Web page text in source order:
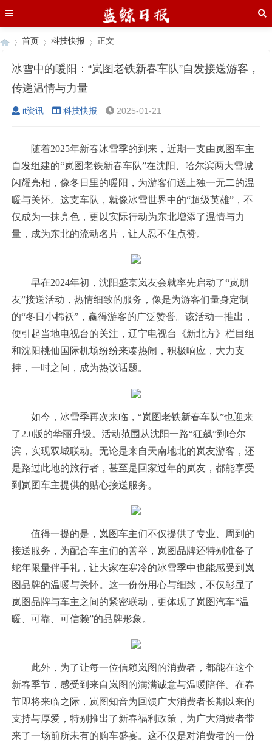
首页
›
科技快报
›
正文
冰雪中的暖阳：“岚图老铁新春车队”自发接送游客，
传递温情与力量
it资讯 科技快报 2025-01-21
随着2025年新春冰雪季的到来，近期一支由岚图车主
自发组建的“岚图老铁新春车队”在沈阳、哈尔滨两大雪城
闪耀亮相，像冬日里的暖阳，为游客们送上独一无二的温
暖与关怀。这支车队，就像冰雪世界中的“超级英雄”，不
仅成为一抹亮色，更以实际行动为东北增添了温情与力
量，成为东北的流动名片，让人忍不住点赞。
早在2024年初，沈阳盛京岚友会就率先启动了“岚朋
友”接送活动，热情细致的服务，像是为游客们量身定制
的“冬日小棉袄”，赢得游客的广泛赞誉。该活动一推出，
便引起当地电视台的关注，辽宁电视台《新北方》栏目组
和沈阳桃仙国际机场纷纷来凑热闹，积极响应，大力支
持，一时之间，成为热议话题。
如今，冰雪季再次来临，“岚图老铁新春车队”也迎来
了2.0版的华丽升级。活动范围从沈阳一路“狂飙”到哈尔
滨，实现双城联动。无论是来自天南地北的岚友游客，还
是路过此地的旅行者，甚至是回家过年的岚友，都能享受
到岚图车主提供的贴心接送服务。
值得一提的是，岚图车主们不仅提供了专业、周到的
接送服务，为配合车主们的善举，岚图品牌还特别准备了
蛇年限量伴手礼，让大家在寒冷的冰雪季中也能感受到岚
图品牌的温暖与关怀。这一份份用心与细致，不仅彰显了
岚图品牌与车主之间的紧密联动，更体现了岚图汽车“温
暖、可靠、可信赖”的品牌形象。
此外，为了让每一位信赖岚图的消费者，都能在这个
新春季节，感受到来自岚图的满满诚意与温暖陪伴。在春
节即将来临之际，岚图知音为回馈广大消费者长期以来的
支持与厚爱，特别推出了新春福利政策，为广大消费者带
来了一场前所未有的购车盛宴。这不仅是对消费者的一份